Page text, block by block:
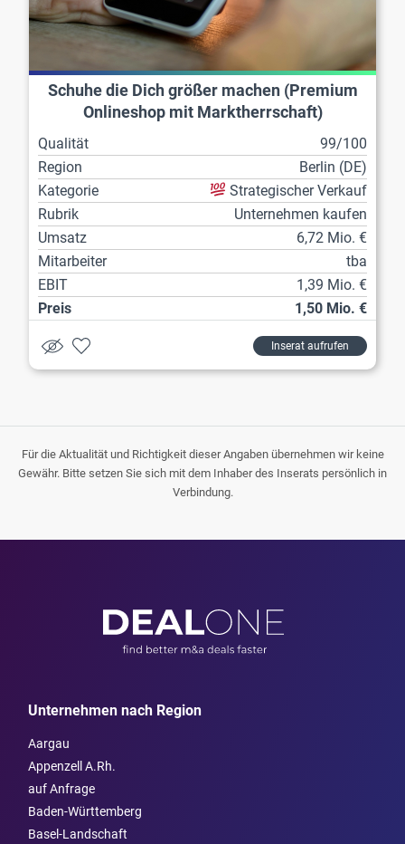
Schuhe die Dich größer machen (Premium
Onlineshop mit Marktherrschaft)
Qualität
99/100
Region
Berlin (DE)
Kategorie
Strategischer Verkauf
Rubrik
Unternehmen kaufen
Umsatz
6,72 Mio. €
Mitarbeiter
tba
EBIT
1,39 Mio. €
Preis
1,50 Mio. €
Inserat aufrufen
Für die Aktualität und Richtigkeit dieser Angaben übernehmen wir keine
Gewähr. Bitte setzen Sie sich mit dem Inhaber des Inserats persönlich in
Verbindung.
Unternehmen nach Region
Aargau
Appenzell A.Rh.
auf Anfrage
Baden-Württemberg
Basel-Landschaft